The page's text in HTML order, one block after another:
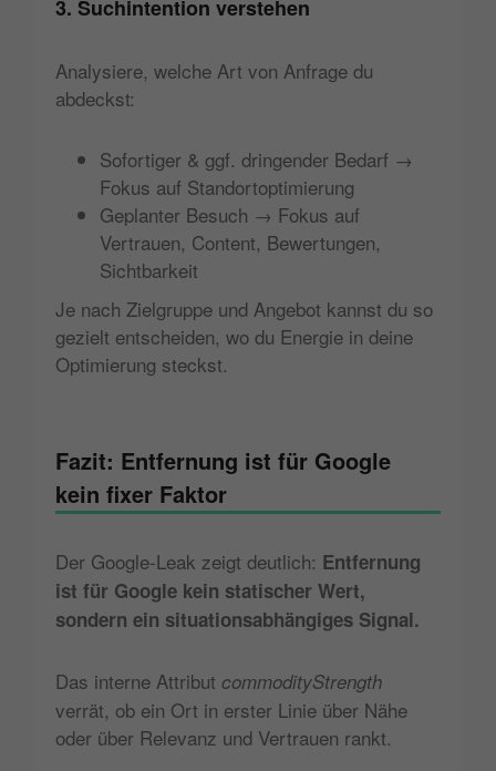
3. Suchintention verstehen
Analysiere, welche Art von Anfrage du
abdeckst:
Sofortiger & ggf. dringender Bedarf →
Fokus auf Standortoptimierung
Geplanter Besuch → Fokus auf
Vertrauen, Content, Bewertungen,
Sichtbarkeit
Je nach Zielgruppe und Angebot kannst du so
gezielt entscheiden, wo du Energie in deine
Optimierung steckst.
Fazit: Entfernung ist für Google
kein fixer Faktor
Der Google-Leak zeigt deutlich: Entfernung
ist für Google kein statischer Wert,
sondern ein situationsabhängiges Signal.
Das interne Attribut commodityStrength
verrät, ob ein Ort in erster Linie über Nähe
oder über Relevanz und Vertrauen rankt.